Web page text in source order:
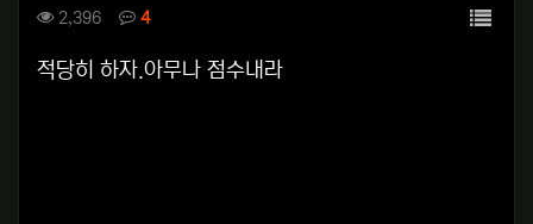
컨텐츠 정보
2,396조회 4댓글 목록
본문
적당히 하자.아무나 점수내라